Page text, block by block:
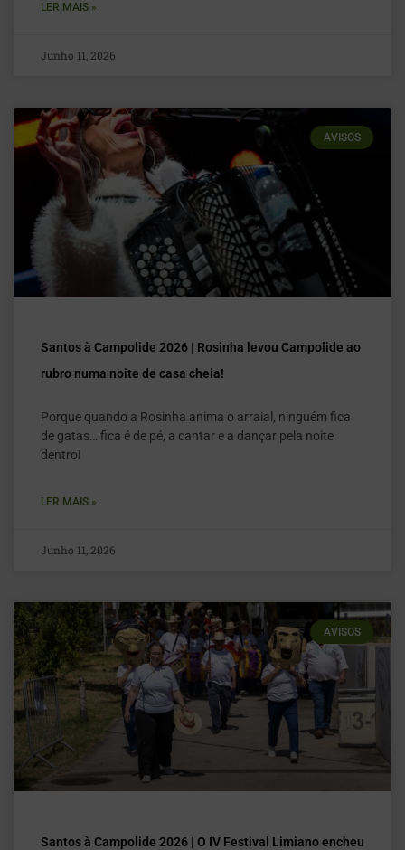
LER MAIS »
Junho 11, 2026
AVISOS
Santos à Campolide 2026 | Rosinha levou Campolide ao
rubro numa noite de casa cheia!
Porque quando a Rosinha anima o arraial, ninguém fica
de gatas… fica é de pé, a cantar e a dançar pela noite
dentro!
LER MAIS »
Junho 11, 2026
AVISOS
Santos à Campolide 2026 | O IV Festival Limiano encheu